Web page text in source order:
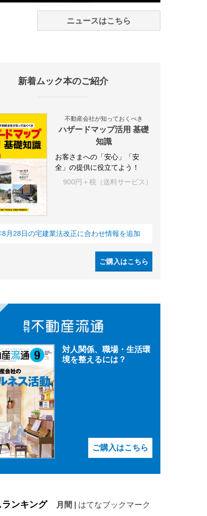
ニュースはこちら
新着ムック本のご紹介
不動産会社が知っておくべき
ハザードマップ活用 基礎
知識
お客さまへの「安心」「安
全」の提供に役立てよう！
900円＋税（送料サービス）
月28日の宅建業法改正に合わせ情報を追加
ご購入はこちら
対人関係、職場・生活環
境を整えるには？
ご購入はこちら
ランキング 月間 はてなブックマーク